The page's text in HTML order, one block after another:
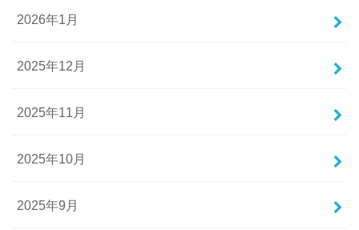
2026年1月
2025年12月
2025年11月
2025年10月
2025年9月